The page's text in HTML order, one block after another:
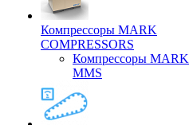
Компрессоры MARK
COMPRESSORS
Компрессоры MARK
MMS